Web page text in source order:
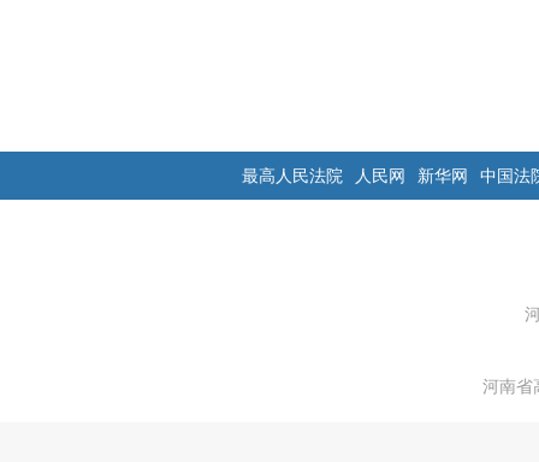
最高人民法院 人民网 新华网 中国法
河南省